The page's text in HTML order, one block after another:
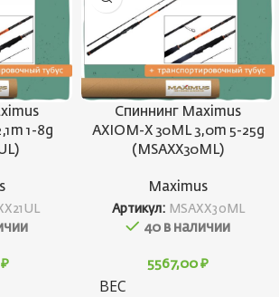
1-8g
₽
Спиннинг Maximus
AXIOM-X 30ML 3,0m 5-25g
(MSAXX30ML)
Maximus
Артикул: MSAXX30ML
40 в наличии
5567,00 ₽
ВЕС